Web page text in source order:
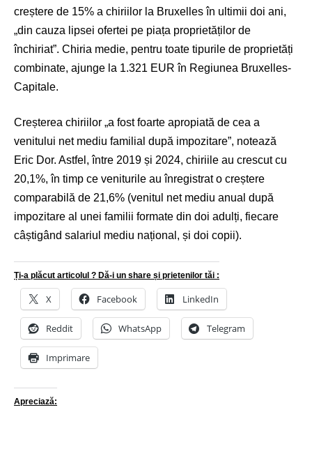
creștere de 15% a chiriilor la Bruxelles în ultimii doi ani,
„din cauza lipsei ofertei pe piața proprietăților de
închiriat”. Chiria medie, pentru toate tipurile de proprietăți
combinate, ajunge la 1.321 EUR în Regiunea Bruxelles-
Capitale.
Creșterea chiriilor „a fost foarte apropiată de cea a
venitului net mediu familial după impozitare”, notează
Eric Dor. Astfel, între 2019 și 2024, chiriile au crescut cu
20,1%, în timp ce veniturile au înregistrat o creștere
comparabilă de 21,6% (venitul net mediu anual după
impozitare al unei familii formate din doi adulți, fiecare
câștigând salariul mediu național, și doi copii).
Ți-a plăcut articolul ? Dă-i un share și prietenilor tăi :
X Facebook LinkedIn
Reddit WhatsApp Telegram
Imprimare
Apreciază: